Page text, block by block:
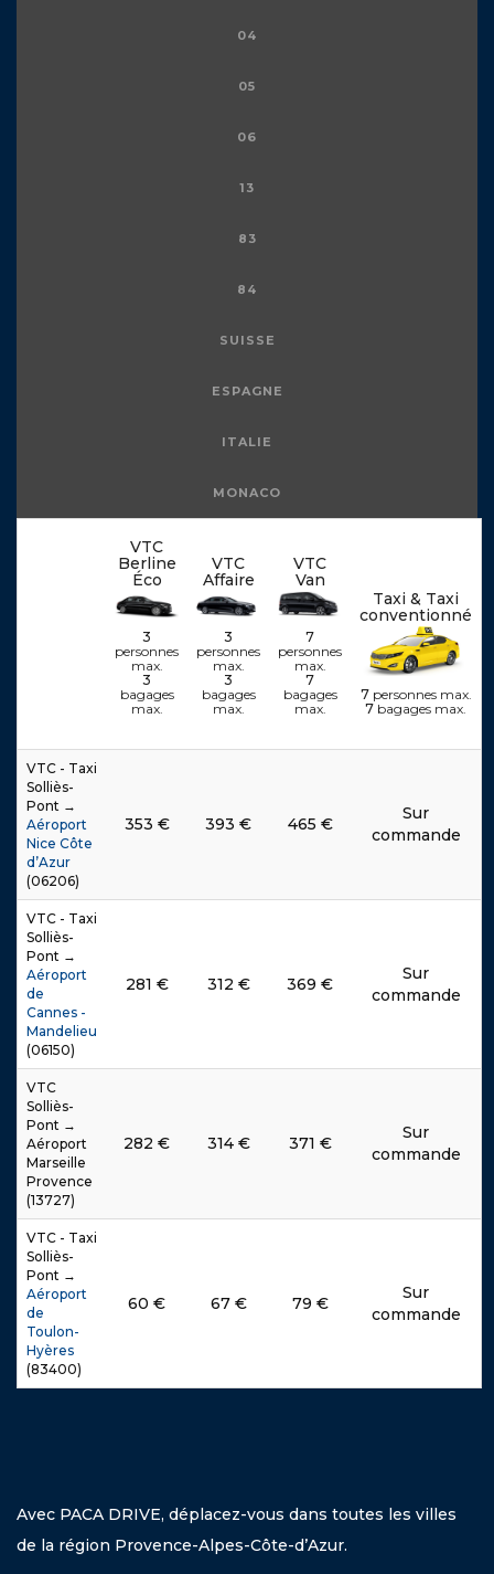
04
05
06
13
83
84
SUISSE
ESPAGNE
ITALIE
MONACO
VTC
Berline
Éco
3
personnes
max.
3
bagages
max.
VTC
Affaire
3
personnes
max.
3
bagages
max.
VTC
Van
7
personnes
max.
7
bagages
max.
Taxi & Taxi
conventionné
7personnes max.
7 bagages max.
VTC - Taxi
Solliès-
Pont →
Aéroport
Nice Côte
d’Azur
(06206)
353 € 393 € 465 €
Sur
commande
VTC - Taxi
Solliès-
Pont →
Aéroport
de
Cannes -
Mandelieu
(06150)
281 € 312 € 369 €
Sur
commande
VTC
Solliès-
Pont →
Aéroport
Marseille
Provence
(13727)
282 € 314€ 371 €
Sur
commande
VTC - Taxi
Solliès-
Pont →
Aéroport
de
Toulon-
Hyères
(83400)
60 € 67€ 79 €
Sur
commande
Avec PACA DRIVE, déplacez-vous dans toutes les villes
de la région Provence-Alpes-Côte-d’Azur.